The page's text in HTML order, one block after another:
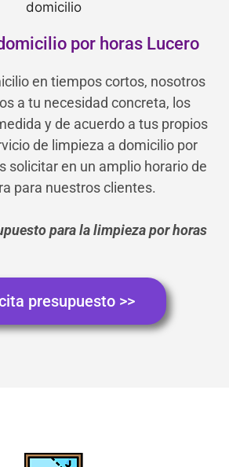
por horas Lucero
en tiempos cortos, nosotros
a tu necesidad concreta, los
y de acuerdo a tus propios
de limpieza a domicilio por
solicitar en un amplio horario de
para nuestros clientes.
para la limpieza por horas
presupuesto >>